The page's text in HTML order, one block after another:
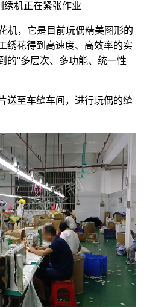
绣机正在紧张作业
机，它是目前玩偶精美图形的
绣花得到高速度、高效率的实
的"多层次、多功能、统一性
送至车缝车间，进行玩偶的缝